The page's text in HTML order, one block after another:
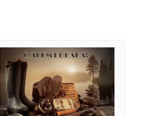
Пожелания с днем